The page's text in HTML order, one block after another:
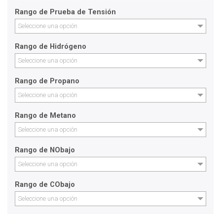
Rango de Prueba de Tensión
Seleccione una opción
Rango de Hidrógeno
Seleccione una opción
Rango de Propano
Seleccione una opción
Rango de Metano
Seleccione una opción
Rango de NObajo
Seleccione una opción
Rango de CObajo
Seleccione una opción